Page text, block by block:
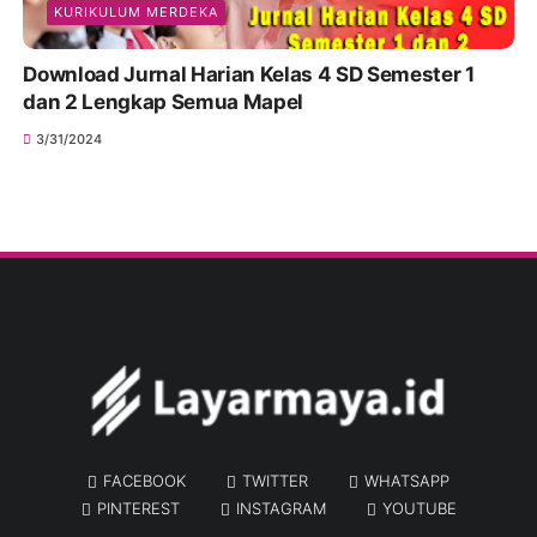
KURIKULUM MERDEKA
Download Jurnal Harian Kelas 4 SD Semester 1
dan 2 Lengkap Semua Mapel
3/31/2024
FACEBOOK TWITTER
WHATSAPP
PINTEREST
INSTAGRAM YOUTUBE